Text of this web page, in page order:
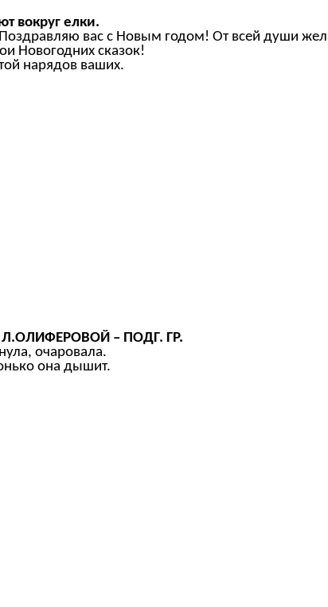
вокруг елки.
вас с Новым годом! От всей души
Новогодних сказок!
нарядов ваших.
– ПОДГ. ГР.
очаровала.
она дышит.